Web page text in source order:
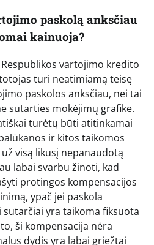
paskolą anksčiau
kainuoja?
vartojimo kredito
turi neatimiamą teisę
paskolos anksčiau, nei tai
sutarties mokėjimų grafike.
turėtų būti atitinkamai
ir kitos taikomos
visą likusį nepanaudotą
labai svarbu žinoti, kad
protingos kompensacijos
ypač jei paskola
yra taikoma fiksuota
ši kompensacija nėra
dydis yra labai griežtai